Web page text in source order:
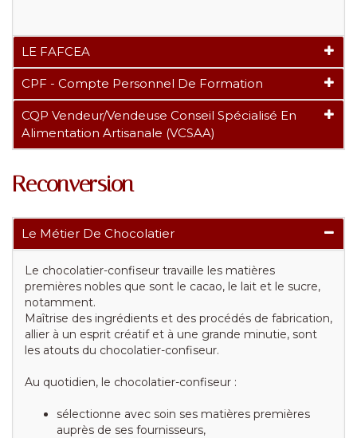
LE FAFCEA
CPF - Compte Personnel De Formation
CQP Vendeur/vendeuse Conseil Spécialisé En
Alimentation Artisanale (VCSAA)
Reconversion
Le Métier De Chocolatier
Le chocolatier-confiseur travaille les matières
premières nobles que sont le cacao, le lait et le sucre,
notamment.
Maîtrise des ingrédients et des procédés de fabrication,
allier à un esprit créatif et à une grande minutie, sont
les atouts du chocolatier-confiseur.
Au quotidien, le chocolatier-confiseur :
sélectionne avec soin ses matières premières
auprès de ses fournisseurs,